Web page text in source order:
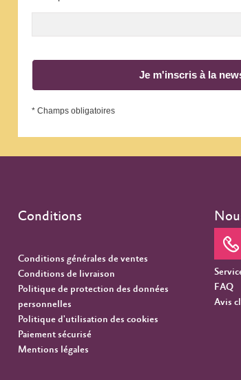
Je m'inscris à la
* Champs obligatoires
Conditions
Conditions générales de ventes
Conditions de livraison
Politique de protection des données
personnelles
Politique d'utilisation des cookies
Paiement sécurisé
Mentions légales
FAQ
Avis